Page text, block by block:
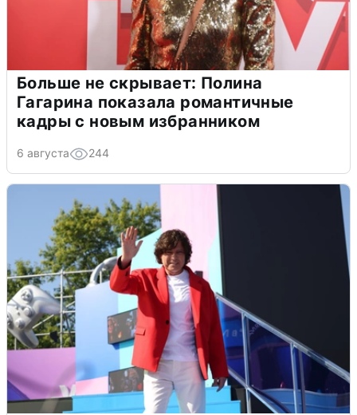
Больше не скрывает: Полина
Гагарина показала романтичные
кадры с новым избранником
6 августа 244